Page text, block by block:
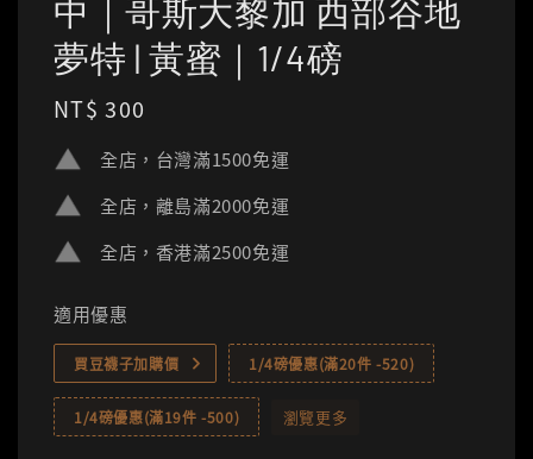
中｜哥斯大黎加 西部谷地
夢特 | 黃蜜｜1/4磅
Regular
NT$ 300
全店，台灣滿1500免運
全店，離島滿2000免運
全店，香港滿2500免運
適用優惠
買豆襪子加購價 1/4磅優惠(滿20件 -520)
1/4磅優惠(滿19件 -500) 瀏覽更多